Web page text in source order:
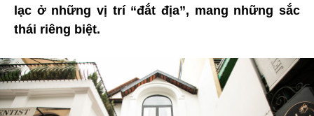
lạc ở những vị trí “đắt địa”, mang những sắc
thái riêng biệt.